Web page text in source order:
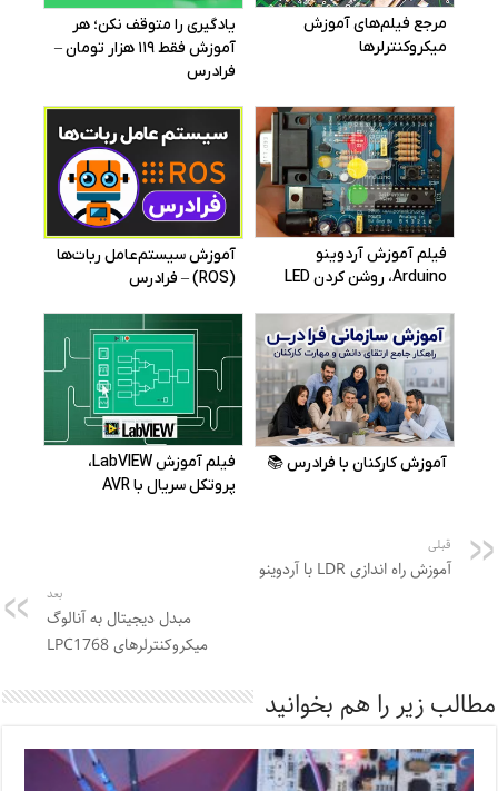
قبلی
آموزش راه اندازی LDR با آردوینو
بعد
مبدل دیجیتال به آنالوگ
میکروکنترلرهای LPC1768
مطالب زیر را هم بخوانید